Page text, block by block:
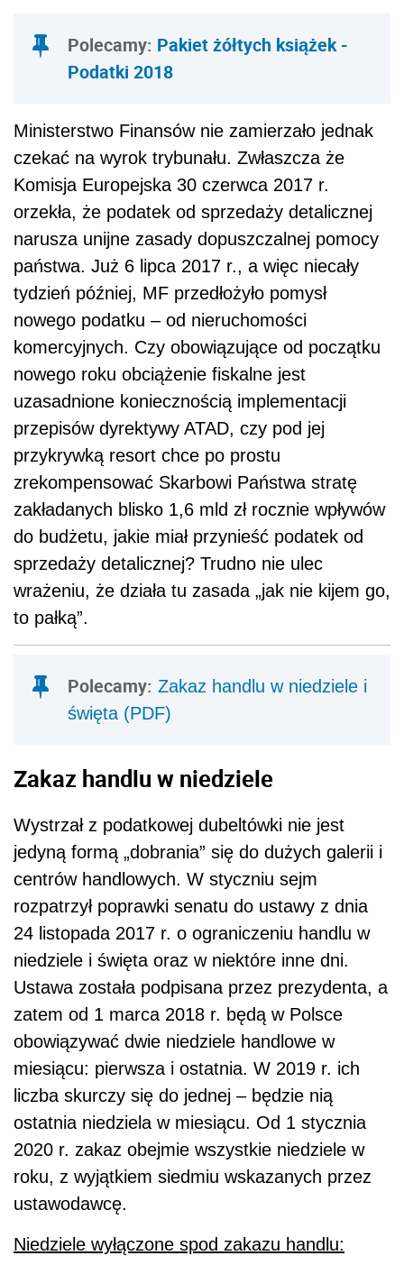
Polecamy: Pakiet żółtych książek -
Podatki 2018
Ministerstwo Finansów nie zamierzało jednak
czekać na wyrok trybunału. Zwłaszcza że
Komisja Europejska 30 czerwca 2017 r.
orzekła, że podatek od sprzedaży detalicznej
narusza unijne zasady dopuszczalnej pomocy
państwa. Już 6 lipca 2017 r., a więc niecały
tydzień później, MF przedłożyło pomysł
nowego podatku – od nieruchomości
komercyjnych. Czy obowiązujące od początku
nowego roku obciążenie fiskalne jest
uzasadnione koniecznością implementacji
przepisów dyrektywy ATAD, czy pod jej
przykrywką resort chce po prostu
zrekompensować Skarbowi Państwa stratę
zakładanych blisko 1,6 mld zł rocznie wpływów
do budżetu, jakie miał przynieść podatek od
sprzedaży detalicznej? Trudno nie ulec
wrażeniu, że działa tu zasada „jak nie kijem go,
to pałką”.
Polecamy: Zakaz handlu w niedziele i
święta (PDF)
Zakaz handlu w niedziele
Wystrzał z podatkowej dubeltówki nie jest
jedyną formą „dobrania” się do dużych galerii i
centrów handlowych. W styczniu sejm
rozpatrzył poprawki senatu do ustawy z dnia
24 listopada 2017 r. o ograniczeniu handlu w
niedziele i święta oraz w niektóre inne dni.
Ustawa została podpisana przez prezydenta, a
zatem od 1 marca 2018 r. będą w Polsce
obowiązywać dwie niedziele handlowe w
miesiącu: pierwsza i ostatnia. W 2019 r. ich
liczba skurczy się do jednej – będzie nią
ostatnia niedziela w miesiącu. Od 1 stycznia
2020 r. zakaz obejmie wszystkie niedziele w
roku, z wyjątkiem siedmiu wskazanych przez
ustawodawcę.
Niedziele wyłączone spod zakazu handlu: